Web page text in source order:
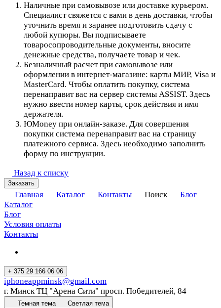
Наличные при самовывозе или доставке курьером.
Специалист свяжется с вами в день доставки, чтобы
уточнить время и заранее подготовить сдачу с
любой купюры. Вы подписываете
товаросопроводительные документы, вносите
денежные средства, получаете товар и чек.
Безналичный расчет при самовывозе или
оформлении в интернет-магазине: карты МИР, Visa и
MasterCard. Чтобы оплатить покупку, система
перенаправит вас на сервер системы ASSIST. Здесь
нужно ввести номер карты, срок действия и имя
держателя.
ЮMoney при онлайн-заказе. Для совершения
покупки система перенаправит вас на страницу
платежного сервиса. Здесь необходимо заполнить
форму по инструкции.
Назад к списку
Заказать
Главная Каталог Контакты Поиск
Блог
Каталог
Блог
Условия оплаты
Контакты
+ 375 29 166 06 06
iphoneappminsk@gmail.com
г. Минск ТЦ "Арена Сити" просп. Победителей, 84
Темная тема Светлая тема